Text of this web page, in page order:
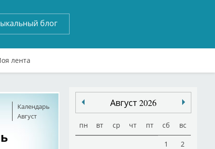
блог
лента
Календарь
Август
Август 2026
пн вт ср чт пт сб вс
1
2